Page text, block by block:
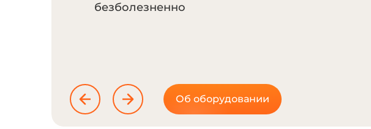
безболезненно
Об оборудовании